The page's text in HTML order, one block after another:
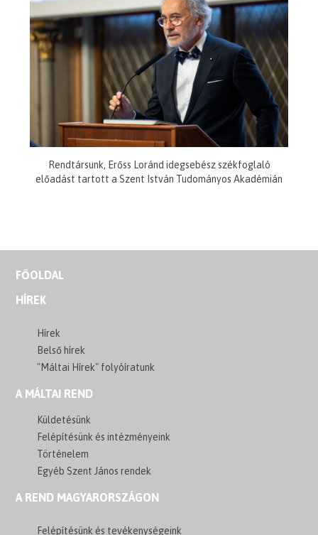
Rendtársunk, Erőss Loránd idegsebész székfoglaló
előadást tartott a Szent István Tudományos Akadémián
FŐOLDAL
HÍREK
Hírek
Belső hírek
"Máltai Hírek" folyóíratunk
A MÁLTAI REND
Küldetésünk
Felépítésünk és intézményeink
Történelem
Egyéb Szent János rendek
A REND MAGYARORSZÁGON
Felépítésünk és tevékenységeink